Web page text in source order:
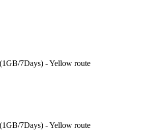
7Days) - Yellow route
7Days) - Yellow route